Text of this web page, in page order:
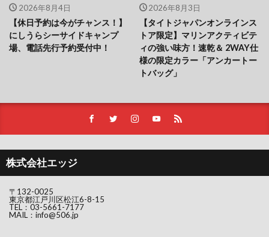
2026年8月4日
【休日予約は今がチャンス！】
にしうらシーサイドキャンプ
場、電話先行予約受付中！
2026年8月3日
【タイトジャパンオンラインス
トア限定】マリンアクティビテ
ィの強い味方！速乾＆ 2WAY仕
様の限定カラー「アンカートー
トバッグ」
株式会社エッジ
〒132-0025
東京都江戸川区松江6-8-15
TEL： 03-5661-7177
MAIL： info@506.jp